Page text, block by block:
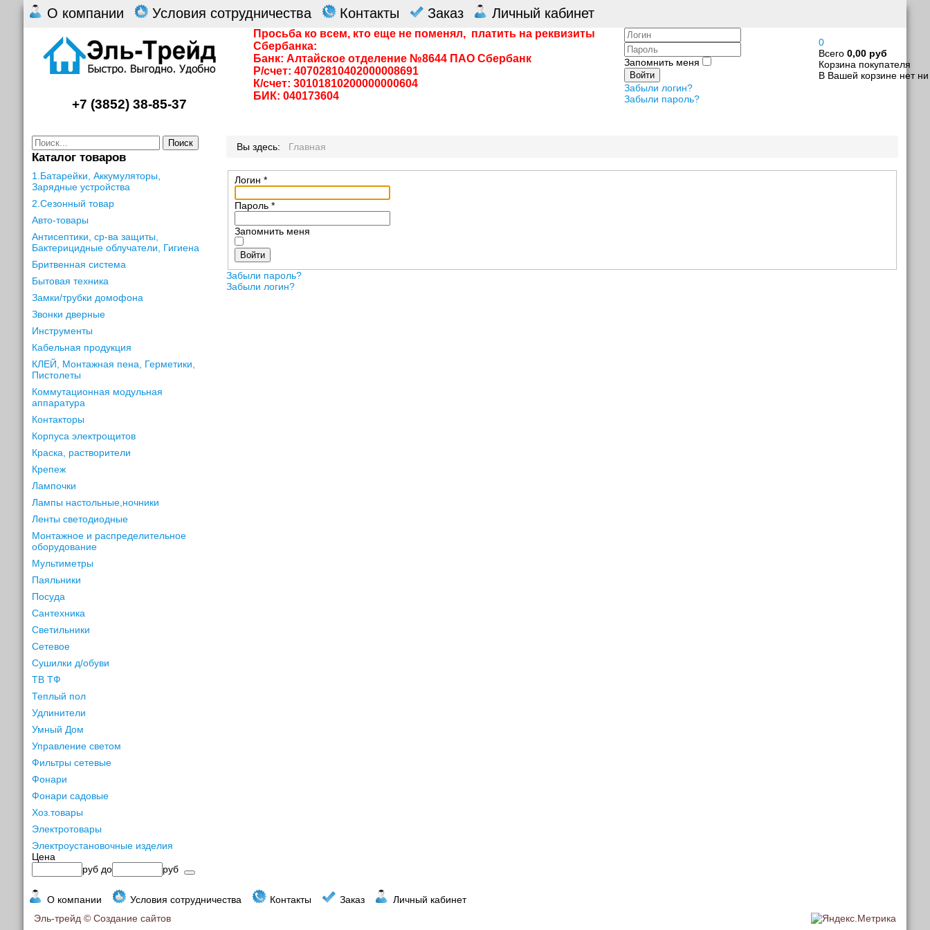
О компании Условия сотрудничества Контакты Заказ Личный кабинет
0
Всего 0,00 руб
Корзина покупателя
В Вашей корзине нет ни
Логин
Пароль
Запомнить меня
Войти
Забыли логин?
Забыли пароль?
Просьба ко всем, кто еще не поменял, платить на реквизиты
Сбербанка:
Банк: Алтайское отделение №8644 ПАО Сбербанк
Р/счет: 40702810402000008691
К/счет: 30101810200000000604
БИК: 040173604
+7 (3852) 38-85-37
Поиск
Каталог товаров
1.Батарейки, Аккумуляторы,
Зарядные устройства
2.Сезонный товар
Авто-товары
Антисептики, ср-ва защиты,
Бактерицидные облучатели, Гигиена
Бритвенная система
Бытовая техника
Замки/трубки домофона
Звонки дверные
Инструменты
Кабельная продукция
КЛЕЙ, Монтажная пена, Герметики,
Пистолеты
Коммутационная модульная
аппаратура
Контакторы
Корпуса электрощитов
Краска, растворители
Крепеж
Лампочки
Лампы настольные,ночники
Ленты светодиодные
Монтажное и распределительное
оборудование
Мультиметры
Паяльники
Посуда
Сантехника
Светильники
Сетевое
Сушилки д/обуви
ТВ ТФ
Теплый пол
Удлинители
Умный Дом
Управление светом
Фильтры сетевые
Фонари
Фонари садовые
Хоз.товары
Электротовары
Электроустановочные изделия
Цена
руб до руб
Вы здесь: Главная
Логин *
Пароль *
Запомнить меня
Войти
Забыли пароль?
Забыли логин?
О компании Условия сотрудничества Контакты Заказ
Личный кабинет
Эль-трейд © Создание сайтов